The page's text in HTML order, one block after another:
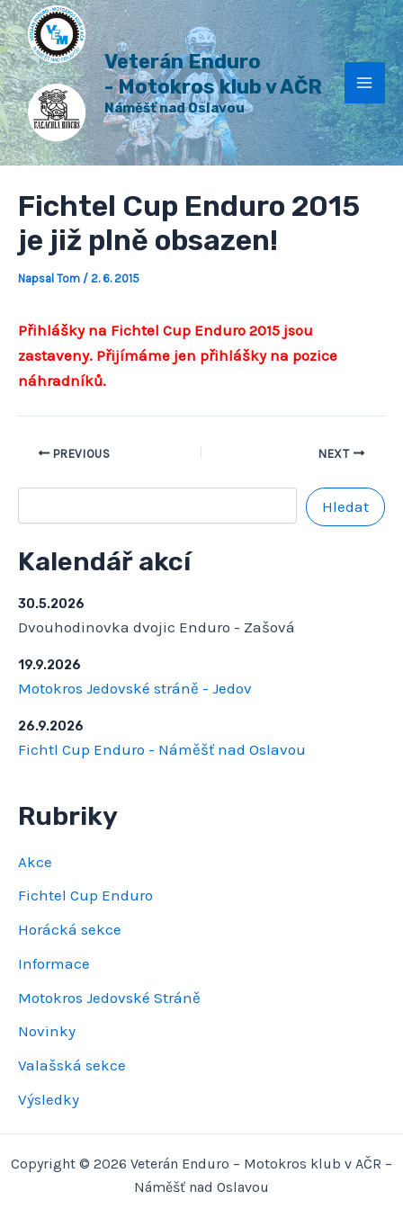
Přeskočit
na
obsah
Veterán Enduro
- Motokros klub v AČR
Náměšť nad Oslavou
Fichtel Cup Enduro 2015
je již plně obsazen!
Napsal Tom / 2. 6. 2015
Přihlášky na Fichtel Cup Enduro 2015 jsou
zastaveny. Přijímáme jen přihlášky na pozice
náhradníků.
Post
navigation
PREVIOUS NEXT
H
l
e
d
a
t
Hledat
Kalendář akcí
30.5.2026
Dvouhodinovka dvojic Enduro - Zašová
19.9.2026
Motokros Jedovské stráně - Jedov
26.9.2026
Fichtl Cup Enduro - Náměšť nad Oslavou
Rubriky
Akce
Fichtel Cup Enduro
Horácká sekce
Informace
Motokros Jedovské Stráně
Novinky
Valašská sekce
Výsledky
Copyright © 2026 Veterán Enduro – Motokros klub v AČR –
Náměšť nad Oslavou